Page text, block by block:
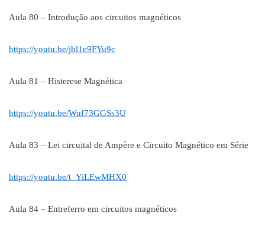
Aula 80 – Introdução aos circuitos magnéticos
https://youtu.be/jhl1e9FYu9c
Aula 81 – Histerese Magnética
https://youtu.be/Wuf73GGSs3U
Aula 83 – Lei circuital de Ampère e Circuito Magnético em Série
https://youtu.be/t_YiLEwMHX0
Aula 84 – Entreferro em circuitos magnéticos